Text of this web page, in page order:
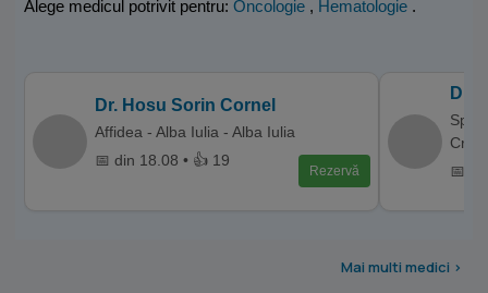
Alege medicul potrivit pentru: Oncologie , Hematologie .
Dr. Hosu Sorin Cornel
Affidea - Alba Iulia - Alba Iulia
📅 din 18.08 • 👍 19
Rezervă
Dr.
📅
Mai multi medici >